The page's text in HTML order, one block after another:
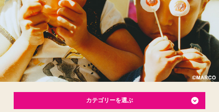
カテゴリーを選ぶ